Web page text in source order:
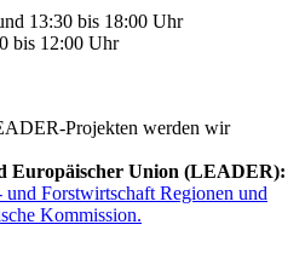
13:30 bis 18:00 Uhr
bis 12:00 Uhr
Projekten werden wir
Europäischer Union (LEADER):
Forstwirtschaft Regionen und
Kommission.